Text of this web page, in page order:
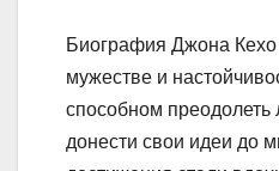
Биография Джона Кехо
мужестве и
способном преодолеть
донести свои идеи до